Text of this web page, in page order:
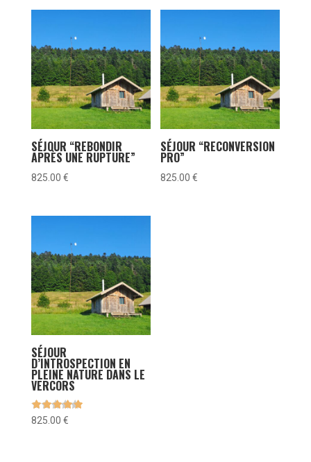
SÉJOUR “REBONDIR
APRÈS UNE RUPTURE”
825.00 €
SÉJOUR “RECONVERSION
PRO”
825.00€
SÉJOUR
D’INTROSPECTION EN
PLEINE NATURE DANS LE
VERCORS
825.00 €